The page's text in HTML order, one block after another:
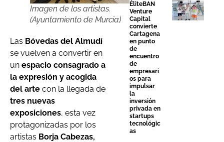
Imagen de los artistas.
(Ayuntamiento de Murcia)
Las Bóvedas del Almudí
se vuelven a convertir en
un espacio consagrado a
la expresión y acogida
del arte con la llegada de
tres nuevas
exposiciones, esta vez
protagonizadas por los
artistas Borja Cabezas,
ÉliteBAN
Venture
Capital
convierte
Cartagena
en punto
de
encuentro
de
empresari
os para
impulsar
la
inversión
privada en
startups
tecnológic
as